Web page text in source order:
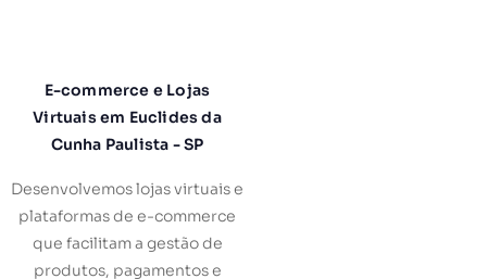
E-commerce e Lojas
Virtuais em Euclides da
Cunha Paulista - SP
Desenvolvemos lojas virtuais e
plataformas de e-commerce
que facilitam a gestão de
produtos, pagamentos e